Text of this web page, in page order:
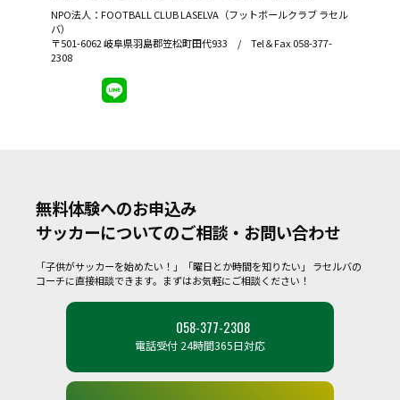
NPO法人：FOOTBALL CLUB LASELVA（フットボールクラブ ラセル
バ）
〒501-6062 岐阜県羽島郡笠松町田代933 / Tel＆Fax 058-377-
2308
無料体験へのお申込み
サッカーについてのご相談・お問い合わせ
「子供がサッカーを始めたい！」「曜日とか時間を知りたい」
ラセルバの
コーチに直接相談できます。まずはお気軽にご相談ください！
058-377-2308
電話受付 24時間365日対応